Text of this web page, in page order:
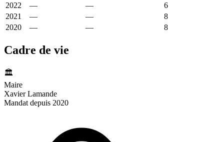
2022
— —
6
2021
— —
8
2020
— — 8
Cadre de vie
🏛️
Maire
Xavier Lamande
Mandat depuis 2020